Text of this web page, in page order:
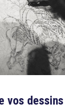
vos